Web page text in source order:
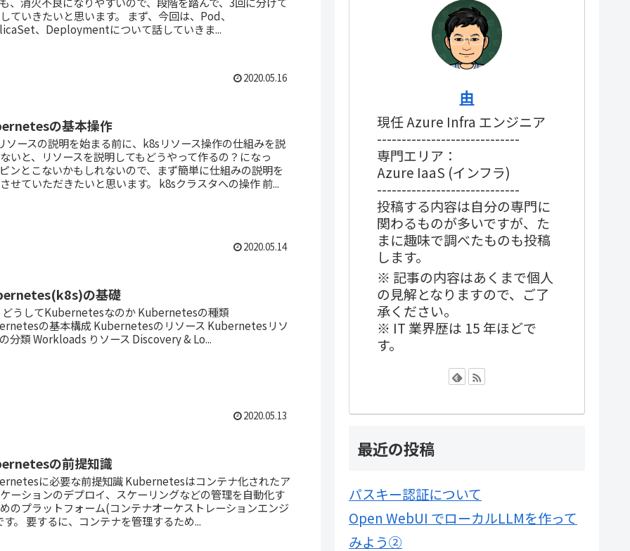
ていきたいと思います。 まず、今回は、Pod、
、Deploymentについて話していきま...
2020.05.16
の基本操作
ソースの説明を始まる前に、k8sリソース操作の仕組みを説
いと、リソースを説明してもどうやって作るの？になっ
ンとこないかもしれないので、まず簡単に仕組みの説明を
せていただきたいと思います。 k8sクラスタへの操作 前...
2020.05.14
の基礎
どうしてKubernetesなのか Kubernetesの種類
の基本構成 Kubernetesのリソース Kubernetesリソ
分類 Workloads りソース Discovery & Lo...
2020.05.13
の前提知識
に必要な前提知識 Kubernetesはコンテナ化されたア
ーションのデプロイ、スケーリングなどの管理を自動化す
のプラットフォーム(コンテナオーケストレーションエンジ
す。 要するに、コンテナを管理するため...
由
現任 Azure Infra エンジニア
-----------------------------
専門エリア：
Azure IaaS (インフラ)
-----------------------------
投稿する内容は自分の専門に
関わるものが多いですが、た
まに趣味で調べたものも投稿
します。
※ 記事の内容はあくまで個人
の見解となりますので、ご了
承ください。
※ IT 業界歴は 15 年ほどで
す。
最近の投稿
パスキー認証について
Open WebUI でローカルLLMを作って
みよう②